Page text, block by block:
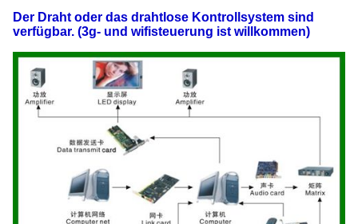
Der Draht oder das drahtlose Kontrollsystem sind
verfügbar. (3g- und wifisteuerung ist willkommen)